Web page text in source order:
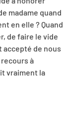
madame quand
en elle ? Quand
de faire le vide
accepté de nous
à
vraiment la